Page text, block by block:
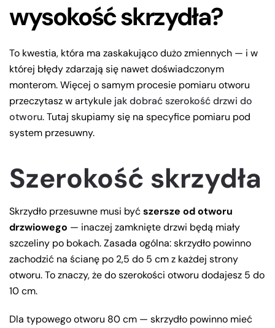
wysokość skrzydła?
To kwestia, która ma zaskakująco dużo zmiennych — i w
której błędy zdarzają się nawet doświadczonym
monterom. Więcej o samym procesie pomiaru otworu
przeczytasz w artykule jak dobrać szerokość drzwi do
otworu. Tutaj skupiamy się na specyfice pomiaru pod
system przesuwny.
Szerokość skrzydła
Skrzydło przesuwne musi byćszersze od otworu
drzwiowego — inaczej zamknięte drzwi będą miały
szczeliny po bokach. Zasada ogólna: skrzydło powinno
zachodzić na ścianę po 2,5 do 5 cm z każdej strony
otworu. To znaczy, że do szerokości otworu dodajesz 5 do
10 cm.
Dla typowego otworu 80 cm — skrzydło powinno mieć